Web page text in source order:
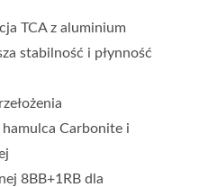
TCA z aluminium
stabilność i płynność
Carbonite i
8BB+1RB dla